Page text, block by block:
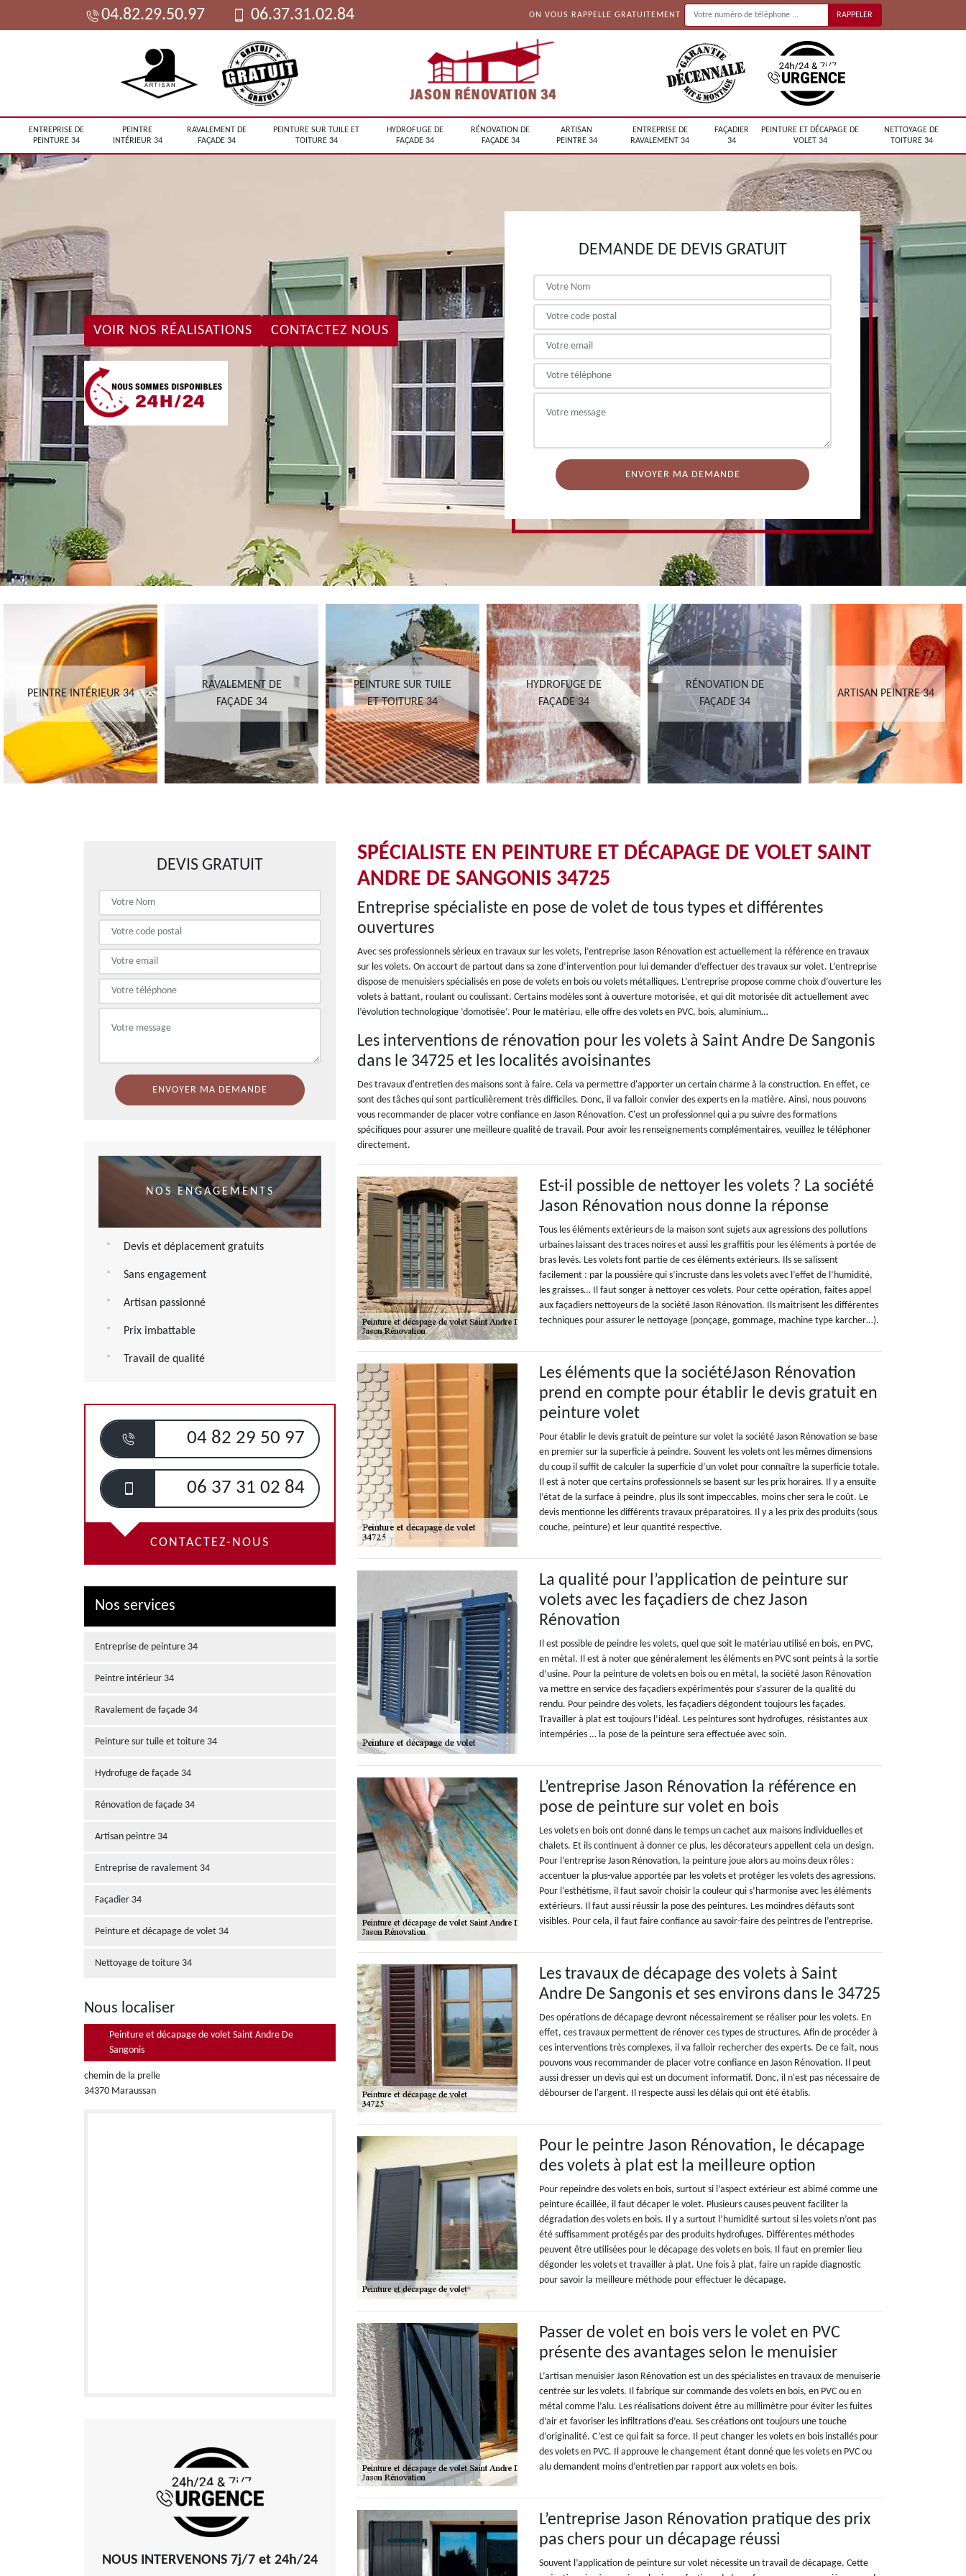
04.82.29.50.97 06.37.31.02.84 ON VOUS RAPPELLE GRATUITEMENT
ENTREPRISE DE
PEINTURE 34
PEINTRE
INTÉRIEUR 34
RAVALEMENT DE
FAÇADE 34
PEINTURE SUR TUILE ET
TOITURE 34
HYDROFUGE DE
FAÇADE 34
RÉNOVATION DE
FAÇADE 34
ARTISAN
PEINTRE 34
ENTREPRISE DE
RAVALEMENT 34
FAÇADIER
34
PEINTURE ET DÉCAPAGE DE
VOLET 34
NETTOYAGE DE
TOITURE 34
VOIR NOS RÉALISATIONS CONTACTEZ NOUS
DEMANDE DE DEVIS GRATUIT
PEINTRE INTÉRIEUR 34
RAVALEMENT DE
FAÇADE 34
PEINTURE SUR TUILE
ET TOITURE 34
HYDROFUGE DE
FAÇADE 34
RÉNOVATION DE
FAÇADE 34
ARTISAN PEINTRE 34
DEVIS GRATUIT
NOS ENGAGEMENTS
Devis et déplacement gratuits
Sans engagement
Artisan passionné
Prix imbattable
Travail de qualité
04 82 29 50 97
06 37 31 02 84
CONTACTEZ-NOUS
Nos services
Entreprise de peinture 34
Peintre intérieur 34
Ravalement de façade 34
Peinture sur tuile et toiture 34
Hydrofuge de façade 34
Rénovation de façade 34
Artisan peintre 34
Entreprise de ravalement 34
Façadier 34
Peinture et décapage de volet 34
Nettoyage de toiture 34
Nous localiser
Peinture et décapage de volet Saint Andre De
Sangonis
chemin de la prelle
34370 Maraussan
NOUS INTERVENONS 7j/7 et 24h/24
SPÉCIALISTE EN PEINTURE ET DÉCAPAGE DE VOLET SAINT
ANDRE DE SANGONIS 34725
Entreprise spécialiste en pose de volet de tous types et différentes
ouvertures
Avec ses professionnels sérieux en travaux sur les volets, l’entreprise Jason Rénovation est actuellement la référence en travaux
sur les volets. On accourt de partout dans sa zone d’intervention pour lui demander d’effectuer des travaux sur volet. L’entreprise
dispose de menuisiers spécialisés en pose de volets en bois ou volets métalliques. L’entreprise propose comme choix d’ouverture les
volets à battant, roulant ou coulissant. Certains modèles sont à ouverture motorisée, et qui dit motorisée dit actuellement avec
l’évolution technologique ‘domotisée’. Pour le matériau, elle offre des volets en PVC, bois, aluminium…
Les interventions de rénovation pour les volets à Saint Andre De Sangonis
dans le 34725 et les localités avoisinantes
Des travaux d'entretien des maisons sont à faire. Cela va permettre d'apporter un certain charme à la construction. En effet, ce
sont des tâches qui sont particulièrement très difficiles. Donc, il va falloir convier des experts en la matière. Ainsi, nous pouvons
vous recommander de placer votre confiance en Jason Rénovation. C'est un professionnel qui a pu suivre des formations
spécifiques pour assurer une meilleure qualité de travail. Pour avoir les renseignements complémentaires, veuillez le téléphoner
directement.
Est-il possible de nettoyer les volets ? La société
Jason Rénovation nous donne la réponse
Tous les éléments extérieurs de la maison sont sujets aux agressions des pollutions
urbaines laissant des traces noires et aussi les graffitis pour les éléments à portée de
bras levés. Les volets font partie de ces éléments extérieurs. Ils se salissent
facilement : par la poussière qui s’incruste dans les volets avec l’effet de l’humidité,
les graisses… Il faut songer à nettoyer ces volets. Pour cette opération, faites appel
aux façadiers nettoyeurs de la société Jason Rénovation. Ils maitrisent les différentes
techniques pour assurer le nettoyage (ponçage, gommage, machine type karcher…).
Les éléments que la sociétéJason Rénovation
prend en compte pour établir le devis gratuit en
peinture volet
Pour établir le devis gratuit de peinture sur volet la société Jason Rénovation se base
en premier sur la superficie à peindre. Souvent les volets ont les mêmes dimensions
du coup il suffit de calculer la superficie d’un volet pour connaître la superficie totale.
Il est à noter que certains professionnels se basent sur les prix horaires. Il y a ensuite
l’état de la surface à peindre, plus ils sont impeccables, moins cher sera le coût. Le
devis mentionne les différents travaux préparatoires. Il y a les prix des produits (sous
couche, peinture) et leur quantité respective.
La qualité pour l’application de peinture sur
volets avec les façadiers de chez Jason
Rénovation
Il est possible de peindre les volets, quel que soit le matériau utilisé en bois, en PVC,
en métal. Il est à noter que généralement les éléments en PVC sont peints à la sortie
d’usine. Pour la peinture de volets en bois ou en métal, la société Jason Rénovation
va mettre en service des façadiers expérimentés pour s’assurer de la qualité du
rendu. Pour peindre des volets, les façadiers dégondent toujours les façades.
Travailler à plat est toujours l’idéal. Les peintures sont hydrofuges, résistantes aux
intempéries … la pose de la peinture sera effectuée avec soin.
L’entreprise Jason Rénovation la référence en
pose de peinture sur volet en bois
Les volets en bois ont donné dans le temps un cachet aux maisons individuelles et
chalets. Et ils continuent à donner ce plus, les décorateurs appellent cela un design.
Pour l’entreprise Jason Rénovation, la peinture joue alors au moins deux rôles :
accentuer la plus-value apportée par les volets et protéger les volets des agressions.
Pour l’esthétisme, il faut savoir choisir la couleur qui s’harmonise avec les éléments
extérieurs. Il faut aussi réussir la pose des peintures. Les moindres défauts sont
visibles. Pour cela, il faut faire confiance au savoir-faire des peintres de l’entreprise.
Les travaux de décapage des volets à Saint
Andre De Sangonis et ses environs dans le 34725
Des opérations de décapage devront nécessairement se réaliser pour les volets. En
effet, ces travaux permettent de rénover ces types de structures. Afin de procéder à
ces interventions très complexes, il va falloir rechercher des experts. De ce fait, nous
pouvons vous recommander de placer votre confiance en Jason Rénovation. Il peut
aussi dresser un devis qui est un document informatif. Donc, il n'est pas nécessaire de
débourser de l'argent. Il respecte aussi les délais qui ont été établis.
Pour le peintre Jason Rénovation, le décapage
des volets à plat est la meilleure option
Pour repeindre des volets en bois, surtout si l’aspect extérieur est abimé comme une
peinture écaillée, il faut décaper le volet. Plusieurs causes peuvent faciliter la
dégradation des volets en bois. Il y a surtout l’humidité surtout si les volets n’ont pas
été suffisamment protégés par des produits hydrofuges. Différentes méthodes
peuvent être utilisées pour le décapage des volets en bois. Il faut en premier lieu
dégonder les volets et travailler à plat. Une fois à plat, faire un rapide diagnostic
pour savoir la meilleure méthode pour effectuer le décapage.
Passer de volet en bois vers le volet en PVC
présente des avantages selon le menuisier
L’artisan menuisier Jason Rénovation est un des spécialistes en travaux de menuiserie
centrée sur les volets. Il fabrique sur commande des volets en bois, en PVC ou en
métal comme l’alu. Les réalisations doivent être au millimètre pour éviter les fuites
d’air et favoriser les infiltrations d’eau. Ses créations ont toujours une touche
d’originalité. C’est ce qui fait sa force. Il peut changer les volets en bois installés pour
des volets en PVC. Il approuve le changement étant donné que les volets en PVC ou
alu demandent moins d’entretien par rapport aux volets en bois.
L’entreprise Jason Rénovation pratique des prix
pas chers pour un décapage réussi
Souvent l’application de peinture sur volet nécessite un travail de décapage. Cette